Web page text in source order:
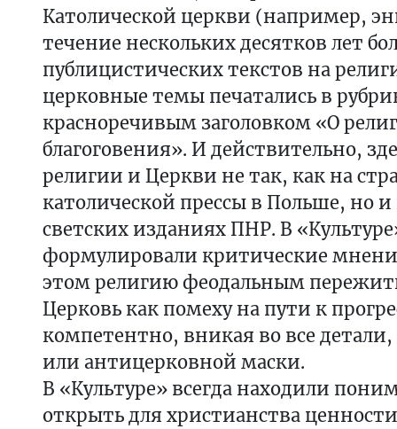
Католической церкви (например,
течение нескольких десятков лет
публицистических текстов на
церковные темы печатались в
красноречивым заголовком «О
благоговения». И действительно,
религии и Церкви не так, как на
католической прессы в Польше, но и
светских изданиях ПНР. В
формулировали критические
этом религию феодальным
Церковь как помеху на пути к
компетентно, вникая во все
или антицерковной маски.
В «Культуре» всегда находили
открыть для христианства ценности